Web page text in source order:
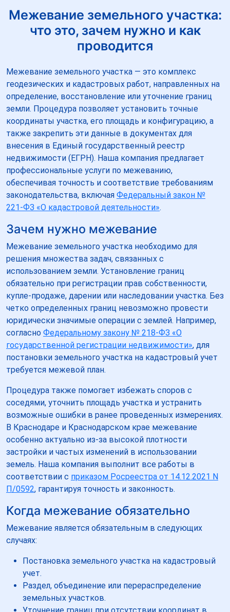
Межевание земельного участка:
что это, зачем нужно и как
проводится
Межевание земельного участка — это комплекс
геодезических и кадастровых работ, направленных на
определение, восстановление или уточнение границ
земли. Процедура позволяет установить точные
координаты участка, его площадь и конфигурацию, а
также закрепить эти данные в документах для
внесения в Единый государственный реестр
недвижимости (ЕГРН). Наша компания предлагает
профессиональные услуги по межеванию,
обеспечивая точность и соответствие требованиям
законодательства, включая Федеральный закон №
221-ФЗ «О кадастровой деятельности».
Зачем нужно межевание
Межевание земельного участка необходимо для
решения множества задач, связанных с
использованием земли. Установление границ
обязательно при регистрации прав собственности,
купле-продаже, дарении или наследовании участка. Без
четко определенных границ невозможно провести
юридически значимые операции с землей. Например,
согласно Федеральному закону № 218-ФЗ «О
государственной регистрации недвижимости», для
постановки земельного участка на кадастровый учет
требуется межевой план.
Процедура также помогает избежать споров с
соседями, уточнить площадь участка и устранить
возможные ошибки в ранее проведенных измерениях.
В Краснодаре и Краснодарском крае межевание
особенно актуально из-за высокой плотности
застройки и частых изменений в использовании
земель. Наша компания выполнит все работы в
соответствии с приказом Росреестра от 14.12.2021 N
П/0592, гарантируя точность и законность.
Когда межевание обязательно
Межевание является обязательным в следующих
случаях:
Постановка земельного участка на кадастровый
учет.
Раздел, объединение или перераспределение
земельных участков.
Уточнение границ при отсутствии координат в